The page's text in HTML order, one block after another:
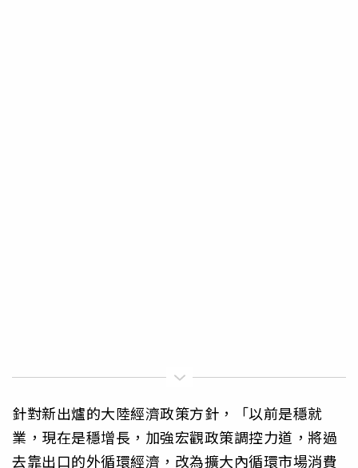
針對新出爐的大陸經濟政策方針，「以前是穩就
業，現在是穩增長，加強宏觀政策調控力道，將過
去靠出口的外循環經濟，改為擴大內循環市場消費